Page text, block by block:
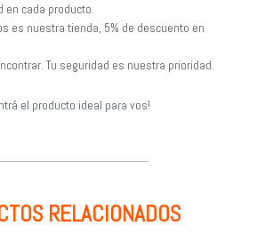
en cada producto.
es nuestra tienda, 5% de descuento en
Tu seguridad es nuestra prioridad.
el producto ideal para vos!
RELACIONADOS